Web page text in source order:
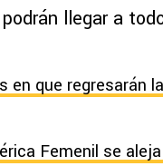
llegar a
en que regresarán
Femenil se